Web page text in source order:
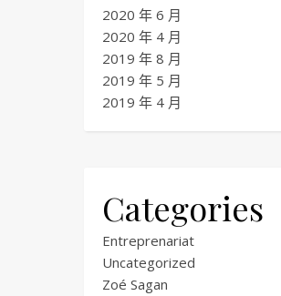
2020 年 6 月
2020 年 4 月
2019 年 8 月
2019 年 5 月
2019 年 4 月
Categories
Entreprenariat
Uncategorized
Zoé Sagan